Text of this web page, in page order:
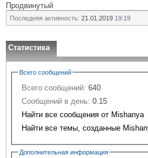
Продвинутый
Последняя активность: 21.01.2019 19:19
Статистика
Всего сообщений
Всего сообщений: 640
Сообщений в день: 0.15
Найти все сообщения от Mishanya
Найти все темы, созданные
Дополнительная информация